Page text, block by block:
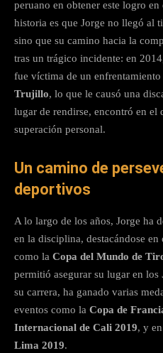
peruano en obtener este logro
historia es que Jorge no llegó al
sino que su camino hacia la
tras un trágico incidente: en
fue víctima de un
Trujillo, lo que le causó una
lugar de rendirse, encontró en el
superación personal.
Un camino de
deportivos
A lo largo de los años, Jorge ha
en la disciplina, destacándose
como la Copa del Mundo de
permitió asegurar su lugar en los
su carrera, ha ganado varias
eventos como la Copa de
Internacional de Cali 2019, y
Lima 2019.